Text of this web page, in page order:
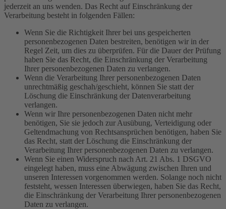
jederzeit an uns wenden. Das Recht auf Einschränkung der
Verarbeitung besteht in folgenden Fällen:
Wenn Sie die Richtigkeit Ihrer bei uns gespeicherten
personenbezogenen Daten bestreiten, benötigen wir in der
Regel Zeit, um dies zu überprüfen. Für die Dauer der Prüfung
haben Sie das Recht, die Einschränkung der Verarbeitung
Ihrer personenbezogenen Daten zu verlangen.
Wenn die Verarbeitung Ihrer personenbezogenen Daten
unrechtmäßig geschah/geschieht, können Sie statt der
Löschung die Einschränkung der Datenverarbeitung
verlangen.
Wenn wir Ihre personenbezogenen Daten nicht mehr
benötigen, Sie sie jedoch zur Ausübung, Verteidigung oder
Geltendmachung von Rechtsansprüchen benötigen, haben Sie
das Recht, statt der Löschung die Einschränkung der
Verarbeitung Ihrer personenbezogenen Daten zu verlangen.
Wenn Sie einen Widerspruch nach Art. 21 Abs. 1 DSGVO
eingelegt haben, muss eine Abwägung zwischen Ihren und
unseren Interessen vorgenommen werden. Solange noch nicht
feststeht, wessen Interessen überwiegen, haben Sie das Recht,
die Einschränkung der Verarbeitung Ihrer personenbezogenen
Daten zu verlangen.